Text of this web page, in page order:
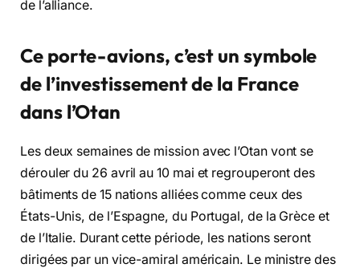
de l’alliance.
Ce porte-avions, c’est un symbole
de l’investissement de la France
dans l’Otan
Les deux semaines de mission avec l’Otan vont se
dérouler du 26 avril au 10 mai et regrouperont des
bâtiments de 15 nations alliées comme ceux des
États-Unis, de l’Espagne, du Portugal, de la Grèce et
de l’Italie. Durant cette période, les nations seront
dirigées par un vice-amiral américain. Le ministre des